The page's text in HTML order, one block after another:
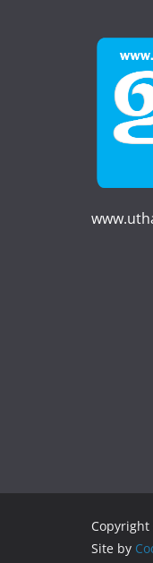
Site by